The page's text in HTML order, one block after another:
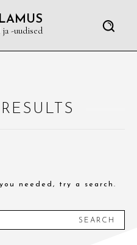
ja -uudised
needed, try a search.
SEARCH